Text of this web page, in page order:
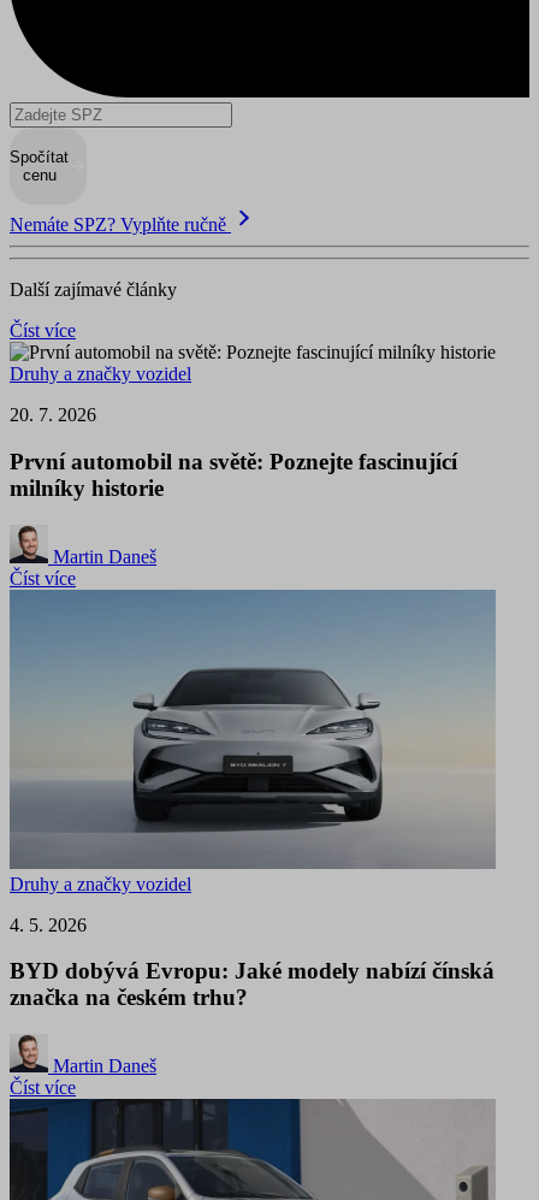
Spočítat
cenu
Nemáte SPZ? Vyplňte ručně
Další zajímavé články
Číst více
Druhy a značky vozidel
20. 7. 2026
První automobil na světě: Poznejte fascinující
milníky historie
Martin Daneš
Číst více
Druhy a značky vozidel
4. 5. 2026
BYD dobývá Evropu: Jaké modely nabízí čínská
značka na českém trhu?
Martin Daneš
Číst více